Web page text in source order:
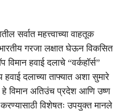
सर्वात महत्त्वाच्या वाहतूक
गरजा लक्षात घेऊन विकसित
हवाई दलाचे “वर्कहॉर्स”
दलाच्या ताफ्यात अशा सुमारे
विमान अतिउंच प्रदेश आणि उष्ण
करण्यासाठी विशेषतः उपयुक्त मानले